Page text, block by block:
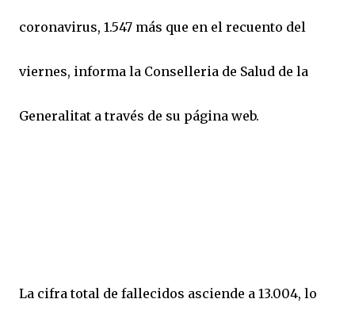
coronavirus, 1.547 más que en el recuento del
viernes, informa la Conselleria de Salud de la
Generalitat a través de su página web.
La cifra total de fallecidos asciende a 13.004, lo